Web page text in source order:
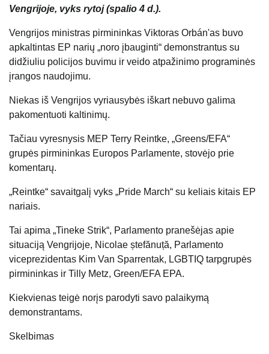
Vengrijoje, vyks rytoj (spalio 4 d.).
Vengrijos ministras pirmininkas Viktoras Orbán'as buvo
apkaltintas EP narių „noro įbauginti“ demonstrantus su
didžiuliu policijos buvimu ir veido atpažinimo programinės
įrangos naudojimu.
Niekas iš Vengrijos vyriausybės iškart nebuvo galima
pakomentuoti kaltinimų.
Tačiau vyresnysis MEP Terry Reintke, „Greens/EFA“
grupės pirmininkas Europos Parlamente, stovėjo prie
komentarų.
„Reintke“ savaitgalį vyks „Pride March“ su keliais kitais EP
nariais.
Tai apima „Tineke Strik“, Parlamento pranešėjas apie
situaciją Vengrijoje, Nicolae ștefănuță, Parlamento
viceprezidentas Kim Van Sparrentak, LGBTIQ tarpgrupės
pirmininkas ir Tilly Metz, Green/EFA EPA.
Kiekvienas teigė norįs parodyti savo palaikymą
demonstrantams.
Skelbimas